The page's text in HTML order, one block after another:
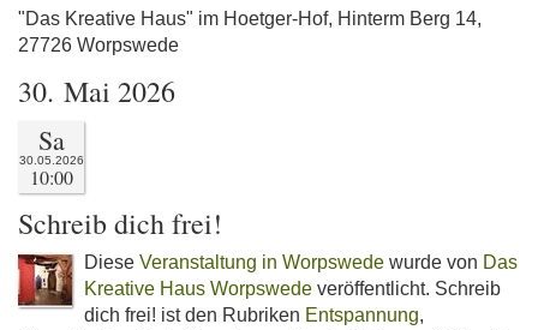
"Das Kreative Haus" im Hoetger-Hof, Hinterm Berg 14,
27726 Worpswede
30. Mai 2026
Sa
30.05.2026
10:00
Schreib dich frei!
Diese Veranstaltung in Worpswede wurde von Das
Kreative Haus Worpswede veröffentlicht. Schreib
dich frei! ist den Rubriken Entspannung,